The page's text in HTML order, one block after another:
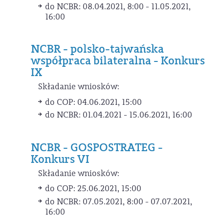
do NCBR: 08.04.2021, 8:00 - 11.05.2021,
16:00
NCBR - polsko-tajwańska
współpraca bilateralna - Konkurs
IX
Składanie wniosków:
do COP: 04.06.2021, 15:00
do NCBR: 01.04.2021 - 15.06.2021, 16:00
NCBR - GOSPOSTRATEG -
Konkurs VI
Składanie wniosków:
do COP: 25.06.2021, 15:00
do NCBR: 07.05.2021, 8:00 - 07.07.2021,
16:00